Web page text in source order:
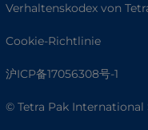
Verhaltenskodex von
Cookie-Richtlinie
沪ICP备17056308号-1
© Tetra Pak International